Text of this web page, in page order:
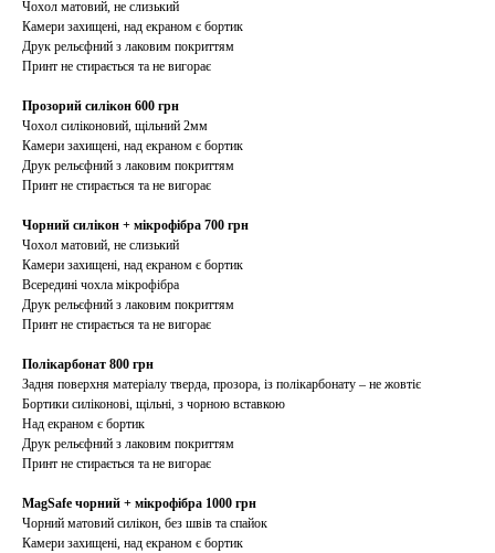
Чохол матовий, не слизький
Камери захищені, над екраном є бортик
Друк рельєфний з лаковим покриттям
Принт не стирається та не вигорає
Прозорий силікон 600 грн
Чохол силіконовий, щільний 2мм
Камери захищені, над екраном є бортик
Друк рельєфний з лаковим покриттям
Принт не стирається та не вигорає
Чорний силікон + мікрофібра 700 грн
Чохол матовий, не слизький
Камери захищені, над екраном є бортик
Всередині чохла мікрофібра
Друк рельєфний з лаковим покриттям
Принт не стирається та не вигорає
Полікарбонат 800 грн
Задня поверхня матеріалу тверда, прозора, із полікарбонату – не жовтіє
Бортики силіконові, щільні, з чорною вставкою
Над екраном є бортик
Друк рельєфний з лаковим покриттям
Принт не стирається та не вигорає
MagSafe чорний + мікрофібра 1000 грн
Чорний матовий силікон, без швів та спайок
Камери захищені, над екраном є бортик